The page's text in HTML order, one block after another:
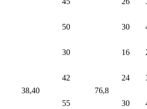
50 30
38,40
30
76,8
16
42 24
55 30